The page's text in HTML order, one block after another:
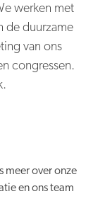
werken met
de duurzame
van ons
congressen.
meer over onze
en ons team